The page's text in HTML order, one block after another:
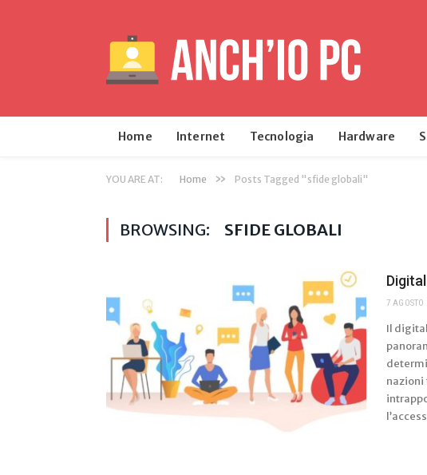
Home Internet Tecnologia Hardware
YOU ARE AT: Home » Posts Tagged "sfide globali"
BROWSING: SFIDE GLOBALI
7 AGOSTO
Il
nazioni